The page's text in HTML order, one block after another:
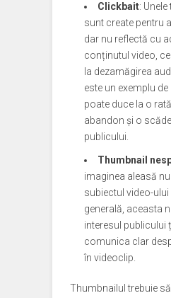
Clickbait:
sunt create pentru
dar nu reflectă cu
conținutul video,
la dezamăgirea
este un exemplu
poate duce la o
abandon și o
publicului.
Thumbnail
imaginea aleasă
subiectul video-ului
generală, aceasta
interesul publicului
comunica clar
în videoclip.
Thumbnailul trebuie